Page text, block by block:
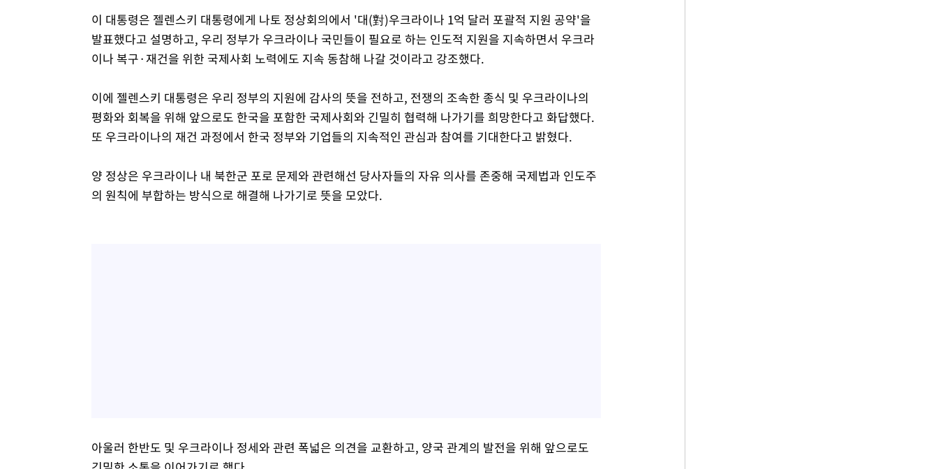
이 대통령은 젤렌스키 대통령에게 나토 정상회의에서 '대(對)우크라이나 1억 달러 포괄적 지원 공약'을
발표했다고 설명하고, 우리 정부가 우크라이나 국민들이 필요로 하는 인도적 지원을 지속하면서 우크라
이나 복구·재건을 위한 국제사회 노력에도 지속 동참해 나갈 것이라고 강조했다.
이에 젤렌스키 대통령은 우리 정부의 지원에 감사의 뜻을 전하고, 전쟁의 조속한 종식 및 우크라이나의
평화와 회복을 위해 앞으로도 한국을 포함한 국제사회와 긴밀히 협력해 나가기를 희망한다고 화답했다.
또 우크라이나의 재건 과정에서 한국 정부와 기업들의 지속적인 관심과 참여를 기대한다고 밝혔다.
양 정상은 우크라이나 내 북한군 포로 문제와 관련해선 당사자들의 자유 의사를 존중해 국제법과 인도주
의 원칙에 부합하는 방식으로 해결해 나가기로 뜻을 모았다.
아울러 한반도 및 우크라이나 정세와 관련 폭넓은 의견을 교환하고, 양국 관계의 발전을 위해 앞으로도